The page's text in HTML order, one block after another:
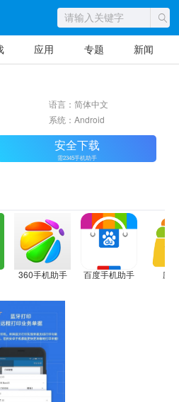
应用 专题 新闻
语言：简体中文
系统：Android
安全下载
需2345手机助手
360手机助手 百度手机助手 应